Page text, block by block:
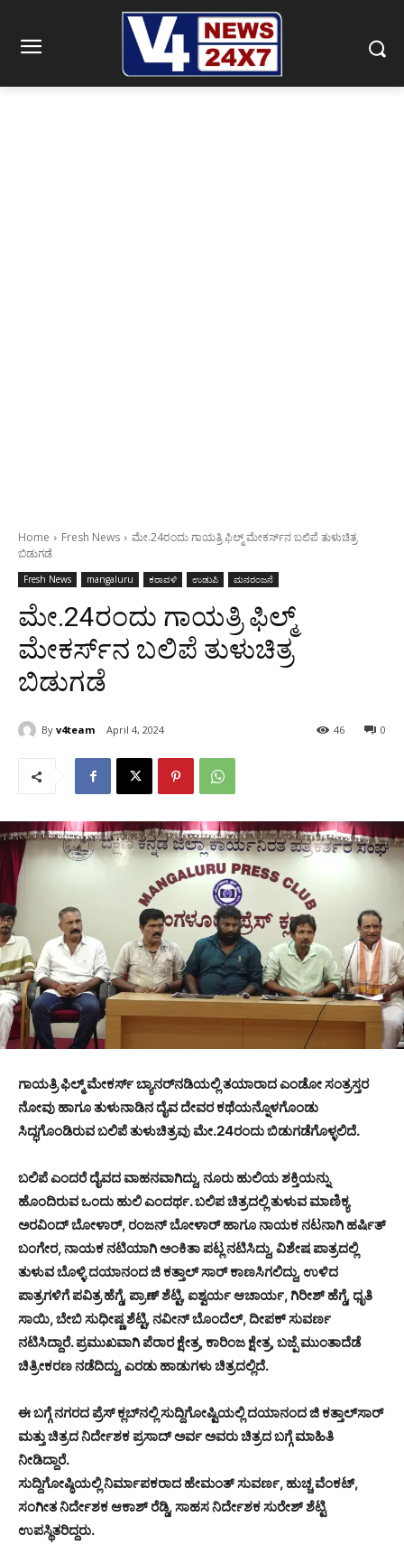
Home Fresh News
ಮೇ.24ರಂದು ಗಾಯತ್ರಿ ಫಿಲ್ಮ್ ಮೇಕರ್ಸ್‌ನ ಬಲಿಪೆ ತುಳುಚಿತ್ರ
ಬಿಡುಗಡೆ
Fresh News mangaluru ಕರಾವಳಿ ಉಡುಪಿ ಮನರಂಜನೆ
ಮೇ.24ರಂದು ಗಾಯತ್ರಿ ಫಿಲ್ಮ್
ಮೇಕರ್ಸ್‌ನ ಬಲಿಪೆ ತುಳುಚಿತ್ರ
ಬಿಡುಗಡೆ
By v4team April 4, 2024 0
46
ಗಾಯತ್ರಿ ಫಿಲ್ಮ್ ಮೇಕರ್ಸ್ ಬ್ಯಾನರ್‌ನಡಿಯಲ್ಲಿ ತಯಾರಾದ ಎಂಡೋ ಸಂತ್ರಸ್ತರ
ನೋವು ಹಾಗೂ ತುಳುನಾಡಿನ ದೈವ ದೇವರ ಕಥೆಯನ್ನೊಳಗೊಂಡು
ಸಿದ್ಧಗೊಂಡಿರುವ ಬಲಿಪೆ ತುಳುಚಿತ್ರವು ಮೇ.24ರಂದು ಬಿಡುಗಡೆಗೊಳ್ಳಲಿದೆ.
ಬಲಿಪೆ ಎಂದರೆ ದೈವದ ವಾಹನವಾಗಿದ್ದು, ನೂರು ಹುಲಿಯ ಶಕ್ತಿಯನ್ನು
ಹೊಂದಿರುವ ಒಂದು ಹುಲಿ ಎಂದರ್ಥ. ಬಲಿಪ ಚಿತ್ರದಲ್ಲಿ ತುಳುವ ಮಾಣಿಕ್ಯ
ಅರವಿಂದ್ ಬೋಳಾರ್, ರಂಜನ್ ಬೋಳಾರ್ ಹಾಗೂ ನಾಯಕ ನಟನಾಗಿ ಹರ್ಷಿತ್
ಬಂಗೇರ, ನಾಯಕ ನಟಿಯಾಗಿ ಅಂಕಿತಾ ಪಟ್ಲ ನಟಿಸಿದ್ದು, ವಿಶೇಷ ಪಾತ್ರದಲ್ಲಿ
ತುಳುವ ಬೊಳ್ಳಿ ದಯಾನಂದ ಜಿ ಕತ್ತಾಲ್ ಸಾರ್ ಕಾಣಸಿಗಲಿದ್ದು, ಉಳಿದ
ಪಾತ್ರಗಳಿಗೆ ಪವಿತ್ರ ಹೆಗ್ಡೆ, ಪ್ರಾಣ್ ಶೆಟ್ಟಿ, ಐಶ್ವರ್ಯ ಆಚಾರ್ಯ, ಗಿರೀಶ್ ಹೆಗ್ಡೆ, ಧೃತಿ
ಸಾಯಿ, ಬೇಬಿ ಸುಧೀಷ್ಣ ಶೆಟ್ಟಿ, ನವೀನ್ ಬೊಂದೆಲ್, ದೀಪಕ್ ಸುವರ್ಣ
ನಟಿಸಿದ್ದಾರೆ. ಪ್ರಮುಖವಾಗಿ ಪೆರಾರ ಕ್ಷೇತ್ರ, ಕಾರಿಂಜ ಕ್ಷೇತ್ರ, ಬಜ್ಪೆ ಮುಂತಾದೆಡೆ
ಚಿತ್ರೀಕರಣ ನಡೆದಿದ್ದು, ಎರಡು ಹಾಡುಗಳು ಚಿತ್ರದಲ್ಲಿದೆ.
ಈ ಬಗ್ಗೆ ನಗರದ ಪ್ರೆಸ್ ಕ್ಲಬ್‌ನಲ್ಲಿ ಸುದ್ದಿಗೋಷ್ಟಿಯಲ್ಲಿ ದಯಾನಂದ ಜಿ ಕತ್ತಾಲ್‌ಸಾರ್
ಮತ್ತು ಚಿತ್ರದ ನಿರ್ದೇಶಕ ಪ್ರಸಾದ್ ಅರ್ವ ಅವರು ಚಿತ್ರದ ಬಗ್ಗೆ ಮಾಹಿತಿ
ನೀಡಿದ್ದಾರೆ.
ಸುದ್ದಿಗೋಷ್ಠಿಯಲ್ಲಿ ನಿರ್ಮಾಪಕರಾದ ಹೇಮಂತ್ ಸುವರ್ಣ, ಹುಚ್ಚ ವೆಂಕಟ್,
ಸಂಗೀತ ನಿರ್ದೇಶಕ ಆಕಾಶ್ ರೆಡ್ಡಿ, ಸಾಹಸ ನಿರ್ದೇಶಕ ಸುರೇಶ್ ಶೆಟ್ಟಿ
ಉಪಸ್ಥಿತರಿದ್ದರು.